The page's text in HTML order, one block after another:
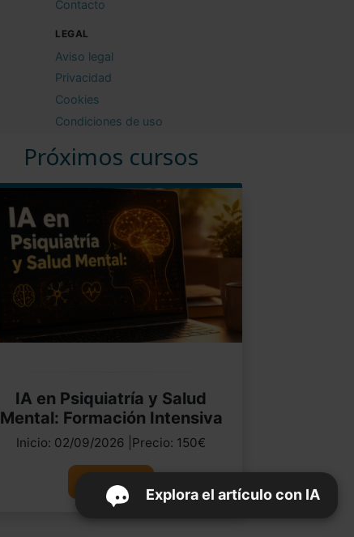
Próximos cursos
IA en Psiquiatría y Salud
Mental: Formación Intensiva
Inicio: 02/09/2026 |Precio: 150€
Ver curso
Explora el artículo con IA
Contacto
LEGAL
Aviso legal
Privacidad
Cookies
Condiciones de uso